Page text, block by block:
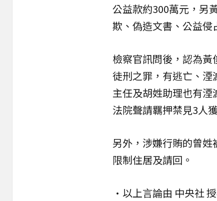
公益款約300萬元，另
欺、偽造文書、公益侵
檢察官訊問後，認為
徒刑之罪，有逃亡、
主任及胡姓助理也有
法院聲請羈押禁見3人
另外，涉嫌行賄的曾姓
限制住居及請回。
•以上言論由 中央社